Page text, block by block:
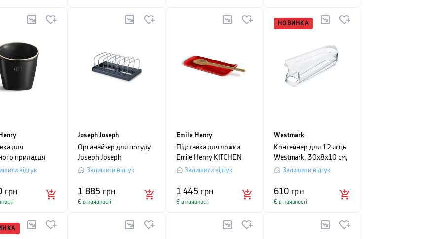
для
приладдя
Kitchen
відгук
грн
Joseph Joseph
Органайзер для посуду
Joseph Joseph
DRAWERSTORE, 12,7
графіт
Залишити відгук
1 885 грн
Є в наявності
Emile Henry
Підставка для ложки
Emile Henry KITCHEN
TOOLS, 11х15,5 см,
Залишити відгук
1 445 грн
Є в наявності
НОВИНКА
Westmark
Контейнер для 12 яєць
Westmark, 30х8х10 см,
прозорий
Залишити відгук
610 грн
Є в наявності